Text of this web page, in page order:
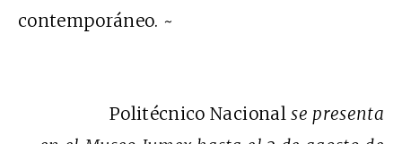
contemporáneo. ~
Politécnico Nacional se presenta